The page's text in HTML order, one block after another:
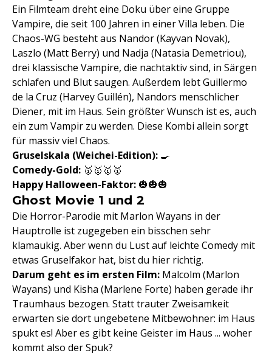
Ein Filmteam dreht eine Doku über eine Gruppe
Vampire, die seit 100 Jahren in einer Villa leben. Die
Chaos-WG besteht aus Nandor (Kayvan Novak),
Laszlo (Matt Berry) und Nadja (Natasia Demetriou),
drei klassische Vampire, die nachtaktiv sind, in Särgen
schlafen und Blut saugen. Außerdem lebt Guillermo
de la Cruz (Harvey Guillén), Nandors menschlicher
Diener, mit im Haus. Sein größter Wunsch ist es, auch
ein zum Vampir zu werden. Diese Kombi allein sorgt
für massiv viel Chaos.
Gruselskala (Weichei-Edition): 🍳
Comedy-Gold: 🥇🥇🥇🥇
Happy Halloween-Faktor: 🎃🎃🎃
Ghost Movie 1 und 2
Die Horror-Parodie mit Marlon Wayans in der
Hauptrolle ist zugegeben ein bisschen sehr
klamaukig. Aber wenn du Lust auf leichte Comedy mit
etwas Gruselfakor hat, bist du hier richtig.
Darum geht es im ersten Film: Malcolm (Marlon
Wayans) und Kisha (Marlene Forte) haben gerade ihr
Traumhaus bezogen. Statt trauter Zweisamkeit
erwarten sie dort ungebetene Mitbewohner: im Haus
spukt es! Aber es gibt keine Geister im Haus ... woher
kommt also der Spuk?